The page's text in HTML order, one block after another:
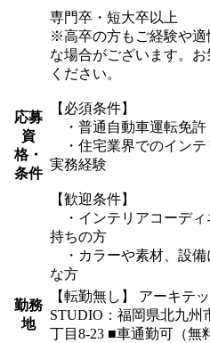
応募
資
格・
条件
専門卒・短大卒以上
※高卒の方もご経験や適
な場合がございます。
ください。
【必須条件】
・普通自動車運転免許
・住宅業界でのインテ
実務経験
【歓迎条件】
・インテリアコーディ
持ちの方
・カラーや素材、設備
な方
勤務
地
【転勤無し】 アーキテ
STUDIO：福岡県北九州
丁目8-23 ■車通勤可（無